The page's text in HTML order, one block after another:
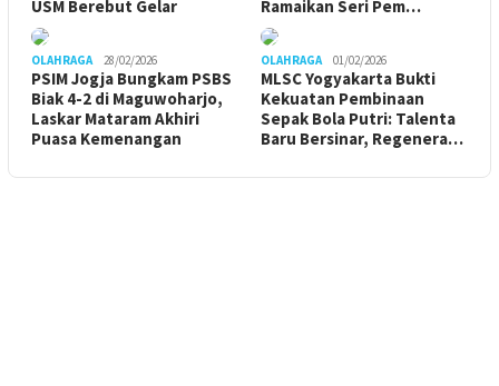
USM Berebut Gelar
Ramaikan Seri Pem…
OLAHRAGA 28/02/2026
PSIM Jogja Bungkam PSBS
Biak 4-2 di Maguwoharjo,
Laskar Mataram Akhiri
Puasa Kemenangan
OLAHRAGA 01/02/2026
MLSC Yogyakarta Bukti
Kekuatan Pembinaan
Sepak Bola Putri: Talenta
Baru Bersinar, Regenera…